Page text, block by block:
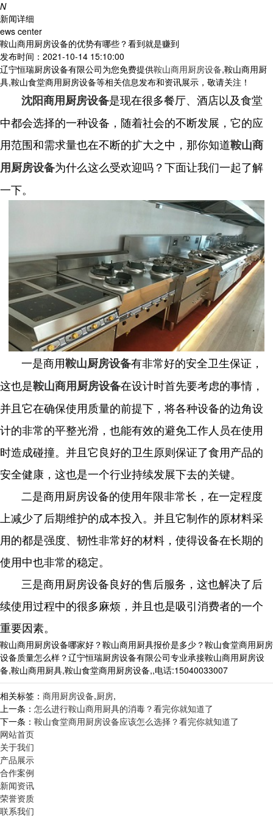
N
新闻详细
ews center
鞍山商用厨房设备的优势有哪些？看到就是赚到
发布时间：2021-10-14 15:10:00
辽宁恒瑞厨房设备有限公司为您免费提供鞍山商用厨房设备,鞍山商用厨
具,鞍山食堂商用厨房设备等相关信息发布和资讯展示，敬请关注！
沈阳商用厨房设备是现在很多餐厅、酒店以及食堂
中都会选择的一种设备，随着社会的不断发展，它的应
用范围和需求量也在不断的扩大之中，那你知道鞍山商
用厨房设备为什么这么受欢迎吗？下面让我们一起了解
一下。
一是商用鞍山厨房设备有非常好的安全卫生保证，
这也是鞍山商用厨房设备在设计时首先要考虑的事情，
并且它在确保使用质量的前提下，将各种设备的边角设
计的非常的平整光滑，也能有效的避免工作人员在使用
时造成碰撞。并且它良好的卫生原则保证了食用产品的
安全健康，这也是一个行业持续发展下去的关键。
二是商用厨房设备的使用年限非常长，在一定程度
上减少了后期维护的成本投入。并且它制作的原材料采
用的都是强度、韧性非常好的材料，使得设备在长期的
使用中也非常的稳定。
三是商用厨房设备良好的售后服务，这也解决了后
续使用过程中的很多麻烦，并且也是吸引消费者的一个
重要因素。
鞍山商用厨房设备哪家好？鞍山商用厨具报价是多少？鞍山食堂商用厨房
设备质量怎么样？辽宁恒瑞厨房设备有限公司专业承接鞍山商用厨房设
备,鞍山商用厨具,鞍山食堂商用厨房设备,,电话:15040033007
相关标签： 商用厨房设备,厨房,
上一条： 怎么进行鞍山商用厨具的消毒？看完你就知道了
下一条： 鞍山食堂商用厨房设备应该怎么选择？看完你就知道了
网站首页
关于我们
产品展示
合作案例
新闻资讯
荣誉资质
联系我们